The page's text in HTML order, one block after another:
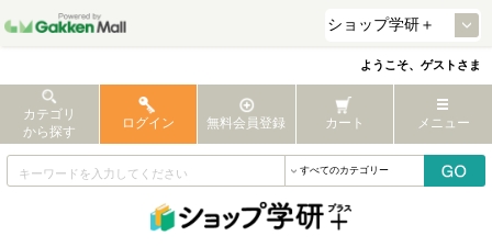
ようこそ、ゲストさま
カテゴリ
から探す
ログイン 無料会員登録 カート メニュー